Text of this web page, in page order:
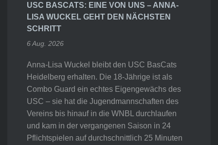
USC BASCATS: EINE VON UNS – ANNA-
LISA WUCKEL GEHT DEN NÄCHSTEN
SCHRITT
6 Aug. 2026
Anna-Lisa Wuckel bleibt den USC BasCats
Heidelberg erhalten. Die 18-Jährige ist als
Combo Guard ein echtes Eigengewächs des
USC – sie hat die Jugendmannschaften des
Vereins bis hinauf in die WNBL durchlaufen
und kam in der vergangenen Saison in 24
Pflichtspielen auf durchschnittlich 25 Minuten